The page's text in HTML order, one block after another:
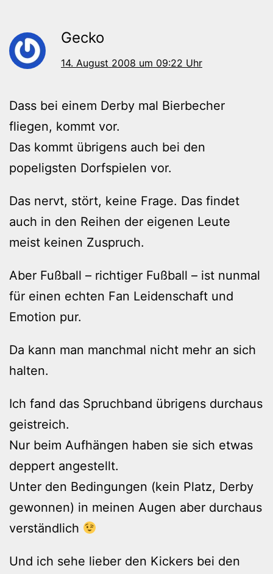
Gecko
14. August 2008 um 09:22 Uhr
Dass bei einem Derby mal Bierbecher
fliegen, kommt vor.
Das kommt übrigens auch bei den
popeligsten Dorfspielen vor.
Das nervt, stört, keine Frage. Das findet
auch in den Reihen der eigenen Leute
meist keinen Zuspruch.
Aber Fußball – richtiger Fußball – ist nunmal
für einen echten Fan Leidenschaft und
Emotion pur.
Da kann man manchmal nicht mehr an sich
halten.
Ich fand das Spruchband übrigens durchaus
geistreich.
Nur beim Aufhängen haben sie sich etwas
deppert angestellt.
Unter den Bedingungen (kein Platz, Derby
gewonnen) in meinen Augen aber durchaus
verständlich
Und ich sehe lieber den Kickers bei den